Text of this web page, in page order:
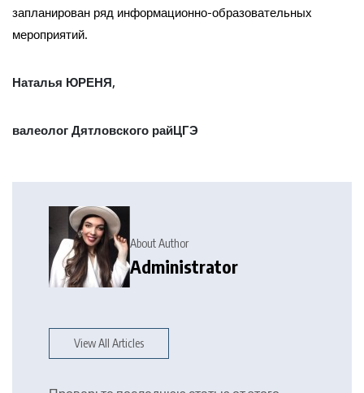
запланирован ряд информационно-образовательных
мероприятий.
Наталья ЮРЕНЯ,
валеолог Дятловского райЦГЭ
About Author
Administrator
View All Articles